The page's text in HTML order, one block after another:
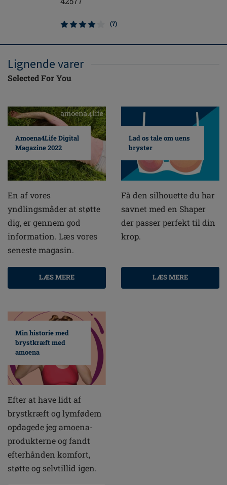
(7)
Lignende varer
Selected For You
Amoena4Life Digital
Magazine 2022
En af vores
yndlingsmåder at støtte
dig, er gennem god
information. Læs vores
seneste magasin.
LÆS MERE
Lad os tale om uens
bryster
Få den silhouette du har
savnet med en Shaper
der passer perfekt til din
krop.
LÆS MERE
Min historie med
brystkræft med
amoena
Efter at have lidt af
brystkræft og lymfødem
opdagede jeg amoena-
produkterne og fandt
efterhånden komfort,
støtte og selvtillid igen.